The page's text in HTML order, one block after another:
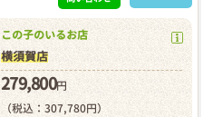
この子のいるお店
横須賀店
279,800円
（税込：307,780円）